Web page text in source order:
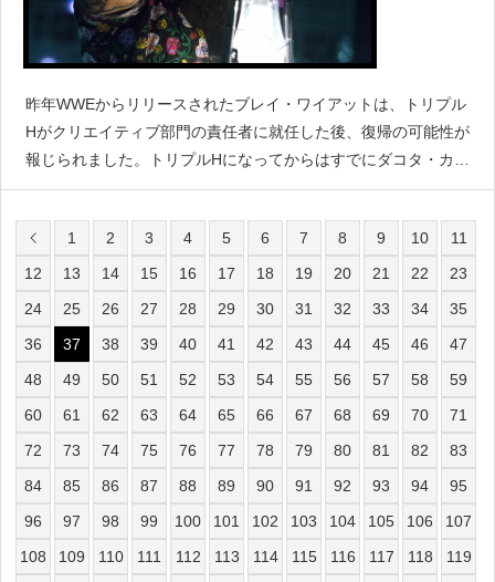
昨年WWEからリリースされたブレイ・ワイアットは、トリプル
Hがクリエイティブ部門の責任者に就任した後、復帰の可能性が
報じられました。トリプルHになってからはすでにダコタ・カ
イ、カリオン・クロス、ブラウン・ストローマンなどが復帰を
1
2 3 4 5 6 7 8 9 10
11
12
13 14 15 16 17 18 19 20 21 22
23
24
25 26 27 28 29 30 31 32 33 34
35
36
37 38 39 40 41 42 43 44 45 46
47
48
49 50 51 52 53 54 55 56 57 58
59
60
61 62 63 64 65 66 67 68 69 70
71
72
73 74 75 76 77 78 79 80 81 82
83
84
85 86 87 88 89 90 91 92 93 94
95
96
97 98 99 100 101 102 103 104 105 106
107
108
109 110 111 112 113 114 115 116 117 118
119